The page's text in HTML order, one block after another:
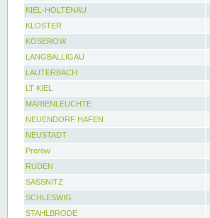
KIEL-HOLTENAU
KLOSTER
KOSEROW
LANGBALLIGAU
LAUTERBACH
LT KIEL
MARIENLEUCHTE
NEUENDORF HAFEN
NEUSTADT
Prerow
RUDEN
SASSNITZ
SCHLESWIG
STAHLBRODE